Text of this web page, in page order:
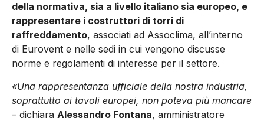
della normativa, sia a livello italiano sia europeo, e
rappresentare i costruttori di torri di
raffreddamento, associati ad Assoclima, all’interno
di Eurovent e nelle sedi in cui vengono discusse
norme e regolamenti di interesse per il settore.
«Una rappresentanza ufficiale della nostra industria,
soprattutto ai tavoli europei, non poteva più mancare
– dichiara Alessandro Fontana, amministratore